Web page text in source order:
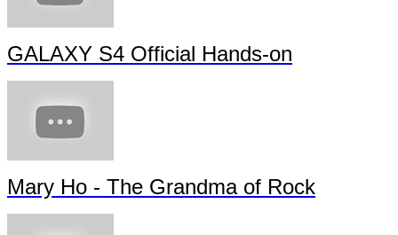
GALAXY S4 Official Hands-on
Mary Ho - The Grandma of Rock